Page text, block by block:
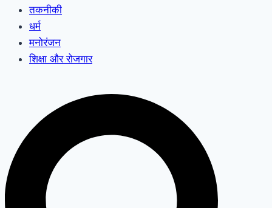
तकनीकी
धर्म
मनोरंजन
शिक्षा और रोजगार